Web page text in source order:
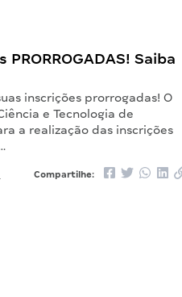
Saiba
inscrições prorrogadas! O
e Tecnologia de
a realização das inscrições
Compartilhe: